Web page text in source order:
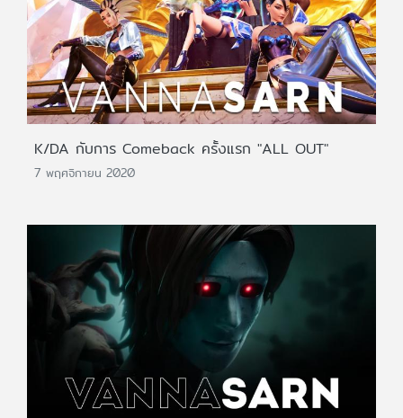
K/DA กับการ Comeback ครั้งแรก "ALL OUT"
7 พฤศจิกายน 2020